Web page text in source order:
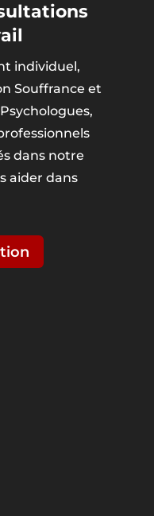
individuel,
Souffrance et
dans notre
aider dans